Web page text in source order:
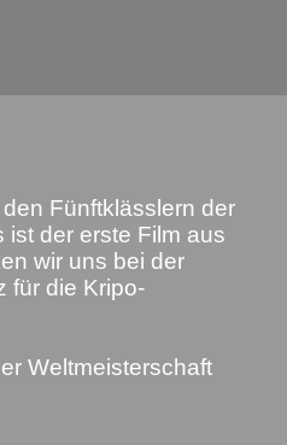
Fünftklässlern der
ist der erste Film aus
wir uns bei der
für die Kripo-
Weltmeisterschaft